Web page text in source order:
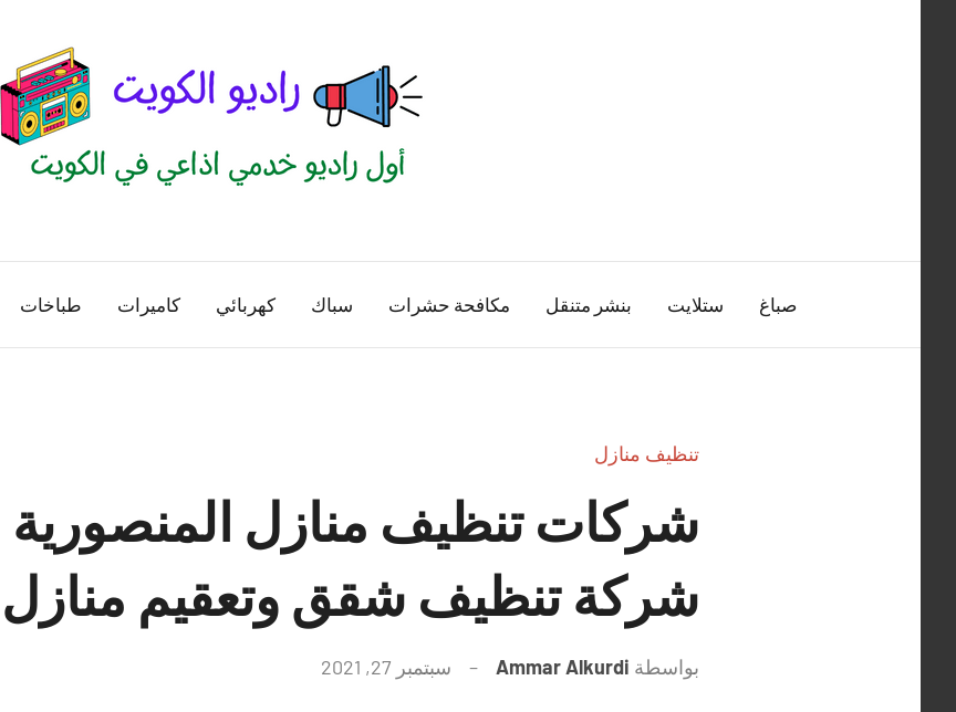
الكويت
منصة
اذاعية
صباغ ستلايت بنشر متنقل مكافحة حشرات سباك كهربائي كاميرات طباخات
تنظيف منازل
شركة تنظيف شقق وتعقيم منازل
بواسطة Ammar Alkurdi سبتمبر 27, 2021